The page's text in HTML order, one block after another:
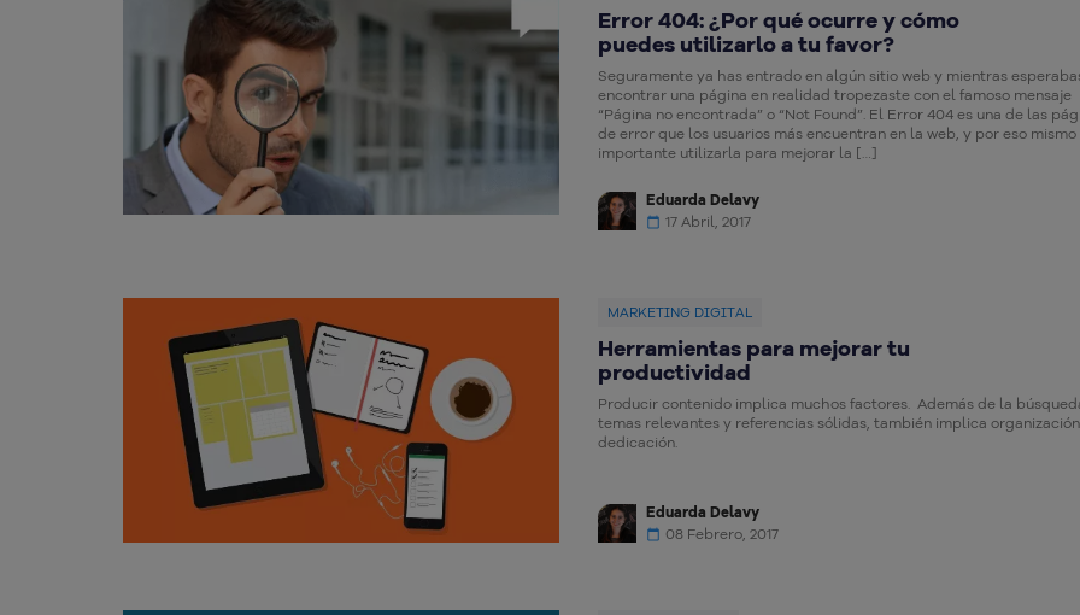
Error 404: ¿Por qué ocurre y cómo
puedes utilizarlo a tu favor?
Seguramente ya has entrado en algún sitio web y mientras
encontrar una página en realidad tropezaste con el famoso mensaje
“Página no encontrada” o “Not Found”. El Error 404 es una de las
de error que los usuarios más encuentran en la web, y por eso mismo
importante utilizarla para mejorar la […]
Eduarda Delavy
17 Abril, 2017
MARKETING DIGITAL
Herramientas para mejorar tu
productividad
Producir contenido implica muchos factores. Además de la
temas relevantes y referencias sólidas, también implica
dedicación.
Eduarda Delavy
08 Febrero, 2017